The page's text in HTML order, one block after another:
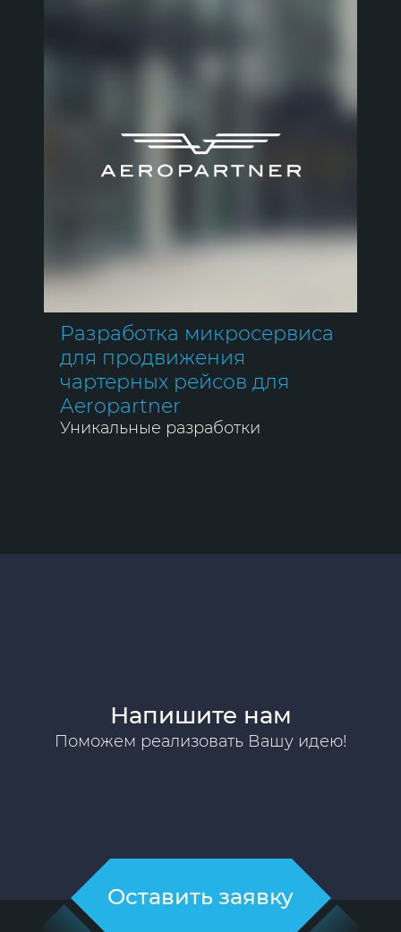
Разработка микросервиса
для продвижения
чартерных рейсов для
Aeropartner
Уникальные разработки
Напишите нам
Поможем реализовать Вашу идею!
Оставить заявку